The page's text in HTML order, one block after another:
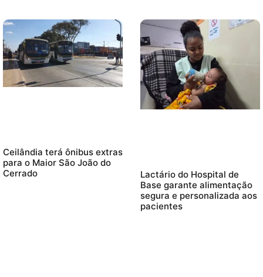
Ceilândia terá ônibus extras
para o Maior São João do
Cerrado
Lactário do Hospital de
Base garante alimentação
segura e personalizada aos
pacientes